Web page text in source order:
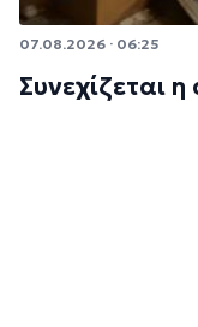
07.08.2026 · 06:25
Συνεχίζεται